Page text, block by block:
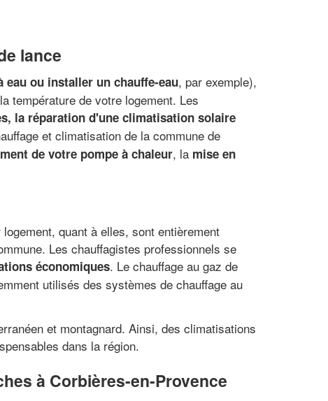
lance
ou installer un chauffe-eau, par exemple),
température de votre logement. Les
la réparation d'une climatisation solaire
et climatisation de la commune de
de votre pompe à chaleur, la mise en
quant à elles, sont entièrement
Les chauffagistes professionnels se
économiques. Le chauffage au gaz de
utilisés des systèmes de chauffage au
et montagnard. Ainsi, des climatisations
dans la région.
à Corbières-en-Provence